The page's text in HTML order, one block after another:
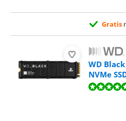
Gratis
WD
NVMe
Beoordeling is 9,8 van de 10,